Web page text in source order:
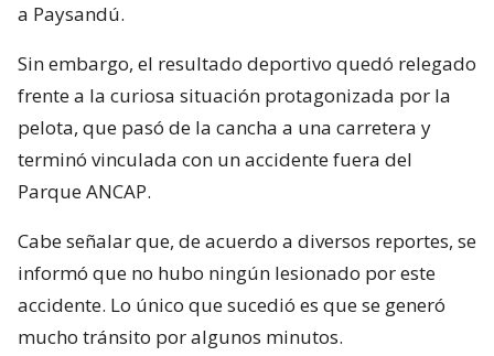
a Paysandú.
Sin embargo, el resultado deportivo quedó relegado
frente a la curiosa situación protagonizada por la
pelota, que pasó de la cancha a una carretera y
terminó vinculada con un accidente fuera del
Parque ANCAP.
Cabe señalar que, de acuerdo a diversos reportes, se
informó que no hubo ningún lesionado por este
accidente. Lo único que sucedió es que se generó
mucho tránsito por algunos minutos.